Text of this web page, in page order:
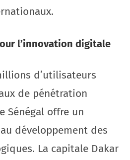
l’innovation digitale
d’utilisateurs
de pénétration
Sénégal offre un
développement des
La capitale Dakar